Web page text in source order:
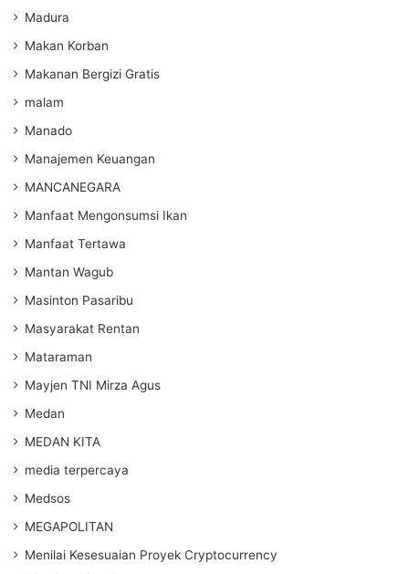
Madura
Makan Korban
Makanan Bergizi Gratis
malam
Manado
Manajemen Keuangan
MANCANEGARA
Manfaat Mengonsumsi Ikan
Manfaat Tertawa
Mantan Wagub
Masinton Pasaribu
Masyarakat Rentan
Mataraman
Mayjen TNI Mirza Agus
Medan
MEDAN KITA
media terpercaya
Medsos
MEGAPOLITAN
Menilai Kesesuaian Proyek Cryptocurrency